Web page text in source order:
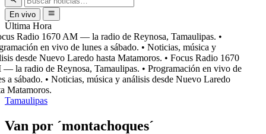
En vivo
Última Hora
Radio 1670 AM — la radio de Reynosa, Tamaulipas. •
en vivo de lunes a sábado. • Noticias, música y
desde Nuevo Laredo hasta Matamoros. • Focus Radio 1670
la radio de Reynosa, Tamaulipas. • Programación en vivo de
a sábado. • Noticias, música y análisis desde Nuevo Laredo
Matamoros.
Tamaulipas
Van por ´montachoques´